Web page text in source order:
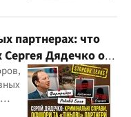
партнерах: что
Сергея Дядечко от